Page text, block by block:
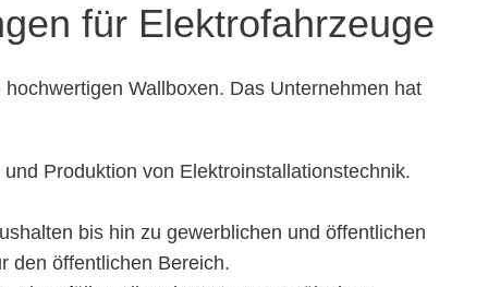
für Elektrofahrzeuge
Wallboxen. Das Unternehmen hat
Produktion von Elektroinstallationstechnik.
bis hin zu gewerblichen und öffentlichen
den öffentlichen Bereich.